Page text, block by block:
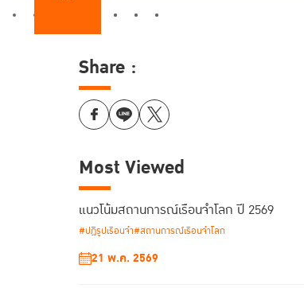
Share :
Most Viewed
แนวโน้มสถานการณ์เรือนจำโลก ปี 2569
#ปฏิรูปเรือนจำ#สถานการณ์เรือนจำโลก
21 พ.ค. 2569